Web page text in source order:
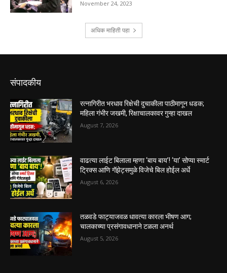
संपादकीय
रत्नागिरीत भरधाव रिक्षेची दुचाकीला पाठीमागून धडक;
महिला गंभीर जखमी, रिक्षाचालकावर गुन्हा दाखल
August 7, 2026
वाढत्या लाईट बिलाला म्हणा ‘बाय बाय’! ‘या’ सोप्या स्मार्ट
ट्रिक्स आणि गॅझेट्समुळे विजेचे बिल होईल अर्धे
August 6, 2026
तळवडे फाट्याजवळ धावत्या कारला भीषण आग;
चालकाच्या प्रसंगावधानाने टळला अनर्थ
August 5, 2026